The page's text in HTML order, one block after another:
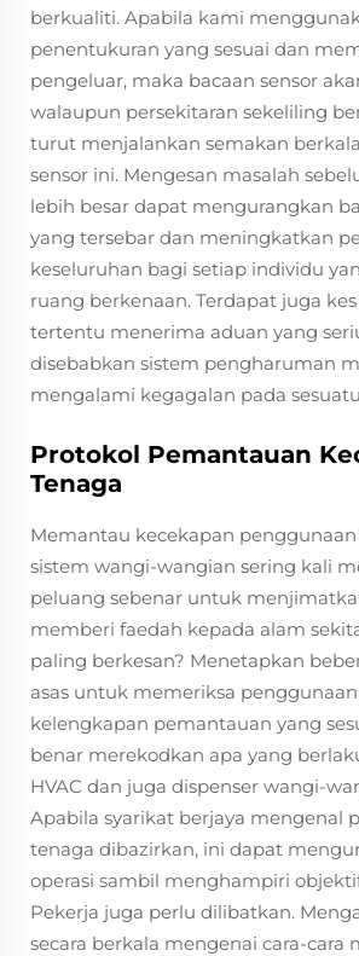
berkualiti. Apabila kami
penentukuran yang sesuai dan
pengeluar, maka bacaan sensor
walaupun persekitaran sekeliling
turut menjalankan semakan
sensor ini. Mengesan masalah
lebih besar dapat mengurangkan
yang tersebar dan meningkatkan
keseluruhan bagi setiap individu
ruang berkenaan. Terdapat juga
tertentu menerima aduan yang
disebabkan sistem pengharuman
mengalami kegagalan pada
Protokol Pemantauan
Tenaga
Memantau kecekapan
sistem wangi-wangian sering kali
peluang sebenar untuk
memberi faedah kepada alam
paling berkesan? Menetapkan
asas untuk memeriksa
kelengkapan pemantauan yang
benar merekodkan apa yang
HVAC dan juga dispenser wangi-
Apabila syarikat berjaya mengenal
tenaga dibazirkan, ini dapat
operasi sambil menghampiri
Pekerja juga perlu dilibatkan.
secara berkala mengenai cara-cara